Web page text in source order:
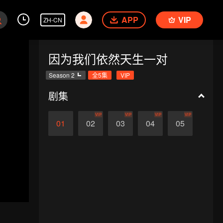
ZH-CN APP VIP
因为我们依然天生一对
Season 2 全5集 VIP
剧集
01 02
VIP
03
VIP
04
VIP
05
VIP